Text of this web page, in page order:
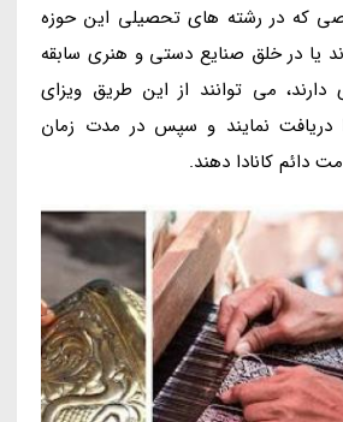
که در رشته های تحصیلی این حوزه
یا در خلق صنایع دستی و هنری سابقه
می توانند از این طریق ویزای
دریافت نمایند و سپس در مدت زمان
دائم کانادا دهند.